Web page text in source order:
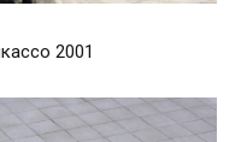
2001